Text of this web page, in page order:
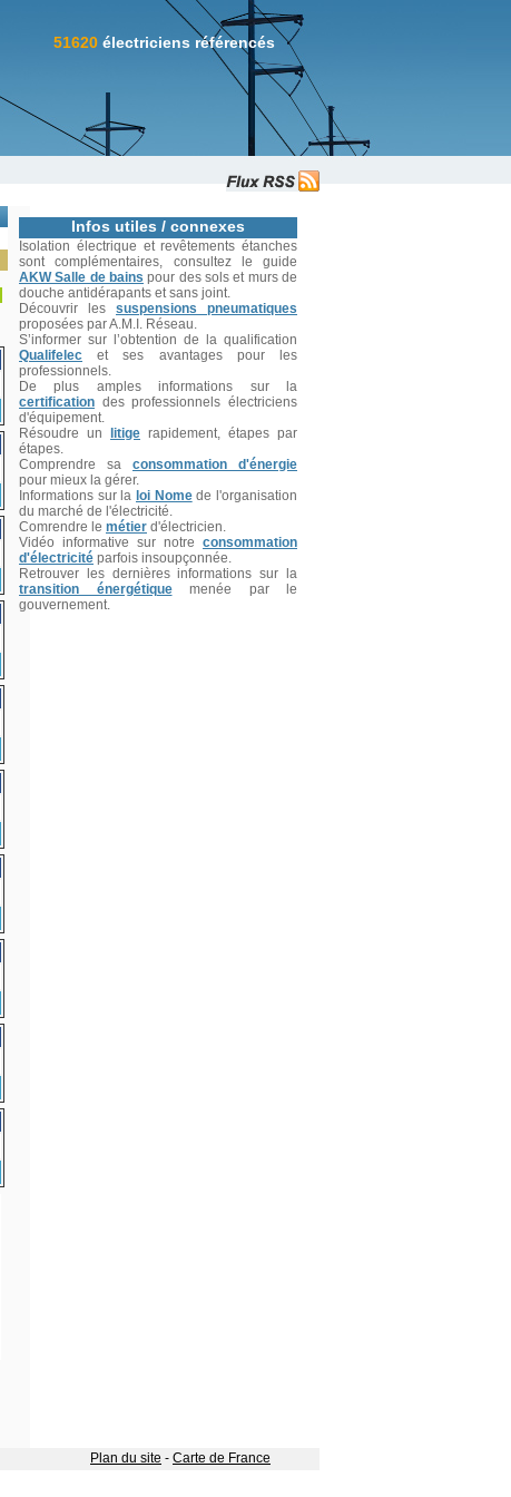
51620 électriciens référencés
Infos utiles / connexes
Isolation électrique et revêtements étanches
sont complémentaires, consultez le guide
AKW Salle de bains pour des sols et murs de
douche antidérapants et sans joint.
Découvrir les suspensions pneumatiques
proposées par A.M.I. Réseau.
S’informer sur l’obtention de la qualification
Qualifelec et ses avantages pour les
professionnels.
De plus amples informations sur la
certification des professionnels électriciens
d'équipement.
Résoudre un
litige rapidement, étapes par
étapes.
Comprendre sa consommation d'énergie
pour mieux la gérer.
Informations sur la loi Nomede l'organisation
du marché de l'électricité.
Comrendre le métier d'électricien.
Vidéo informative sur notre consommation
d'électricité parfois insoupçonnée.
Retrouver les dernières informations sur la
transition énergétiquemenée par le
gouvernement.
Plan du site - Carte de France